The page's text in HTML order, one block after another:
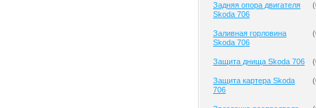
Задняя опора двигателя
Skoda 706
(
Заливная горловина
Skoda 706
(
Защита днища Skoda 706 (
Защита картера Skoda
706
(